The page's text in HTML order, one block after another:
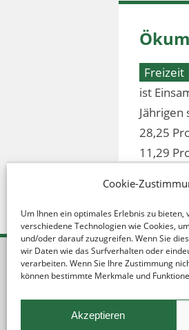
Cookie-
Um Ihnen ein optimales Erlebnis zu bieten,
verschiedene Technologien wie Cookies,
und/oder darauf zuzugreifen. Wenn Sie
wir Daten wie das Surfverhalten oder
verarbeiten. Wenn Sie Ihre Zustimmung
können bestimmte Merkmale und
Akzeptieren
Freizeit
ist
28,25
11,29